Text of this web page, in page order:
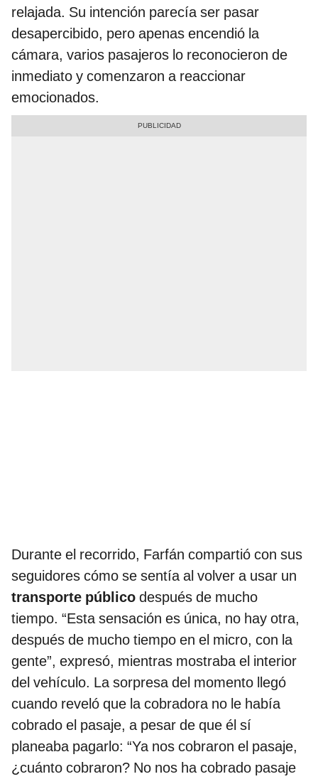
relajada. Su intención parecía ser pasar
desapercibido, pero apenas encendió la
cámara, varios pasajeros lo reconocieron de
inmediato y comenzaron a reaccionar
emocionados.
Durante el recorrido, Farfán compartió con sus
seguidores cómo se sentía al volver a usar un
transporte público después de mucho
tiempo. “Esta sensación es única, no hay otra,
después de mucho tiempo en el micro, con la
gente”, expresó, mientras mostraba el interior
del vehículo. La sorpresa del momento llegó
cuando reveló que la cobradora no le había
cobrado el pasaje, a pesar de que él sí
planeaba pagarlo: “Ya nos cobraron el pasaje,
¿cuánto cobraron? No nos ha cobrado pasaje